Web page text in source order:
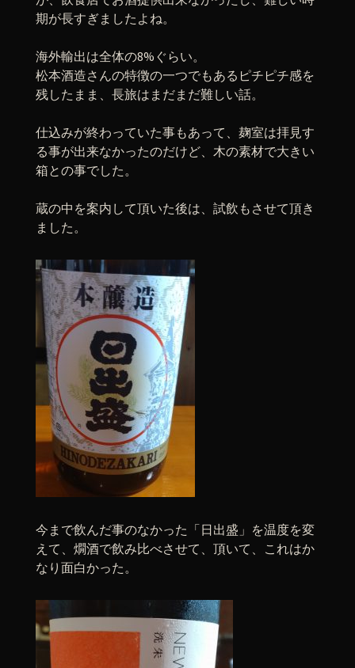
期が長すぎましたよね。
海外輸出は全体の8%ぐらい。
松本酒造さんの特徴の一つでもあるピチピチ感を
残したまま、長旅はまだまだ難しい話。
仕込みが終わっていた事もあって、麹室は拝見す
る事が出来なかったのだけど、木の素材で大きい
箱との事でした。
蔵の中を案内して頂いた後は、試飲もさせて頂き
ました。
今まで飲んだ事のなかった「日出盛」を温度を変
えて、燗酒で飲み比べさせて、頂いて、これはか
なり面白かった。